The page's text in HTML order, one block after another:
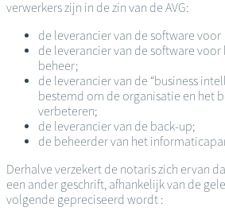
verwerkers zijn in de zin van de AVG:
de leverancier van de software
de leverancier van de software
beheer;
de leverancier van de “business
bestemd om de organisatie en het
verbeteren;
de leverancier van de back-up;
de beheerder van het
Derhalve verzekert de notaris zich ervan
een ander geschrift, afhankelijk van de
volgende gepreciseerd wordt :